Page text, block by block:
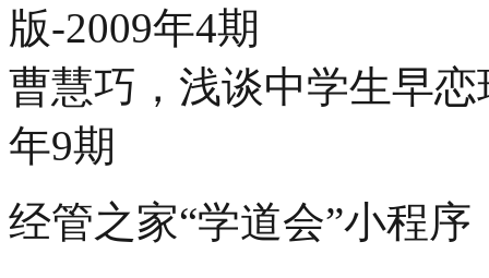
版-2009年4期
曹慧巧，浅谈中学生早
年9期
经管之家“学道会”小程序